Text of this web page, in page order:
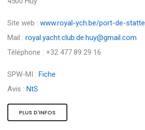
Site web : www.royal-ych.be/port-de-statte
Mail : royal.yacht.club.de.huy@gmail.com
Téléphone : +32 477 89 29 16
SPW-MI : Fiche
Avis : NtS
PLUS D'INFOS